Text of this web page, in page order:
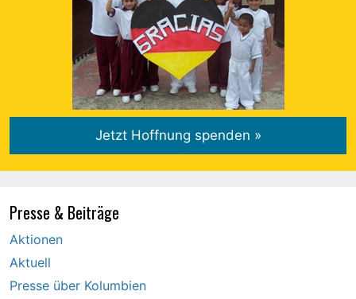
Presse & Beiträge
Aktionen
Aktuell
Presse über Kolumbien